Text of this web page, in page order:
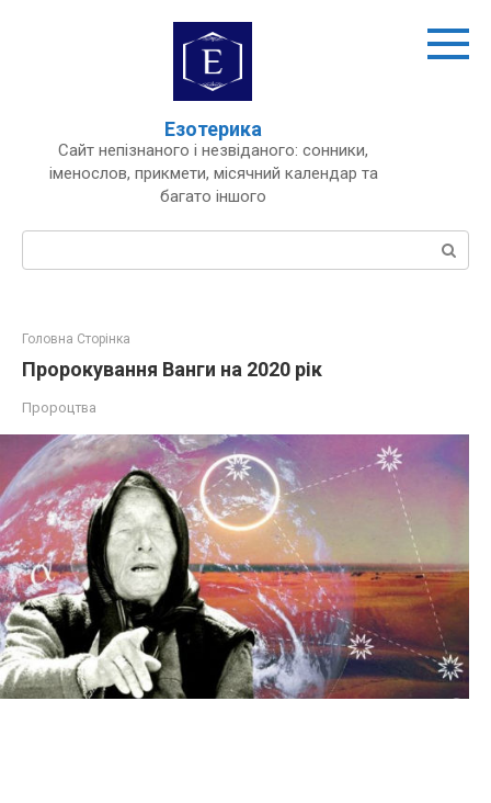
Езотерика
Сайт непізнаного і незвіданого: сонники,
іменослов, прикмети, місячний календар та
багато іншого
Пошук:
Головна Сторінка
Пророкування Ванги на 2020 рік
Пророцтва